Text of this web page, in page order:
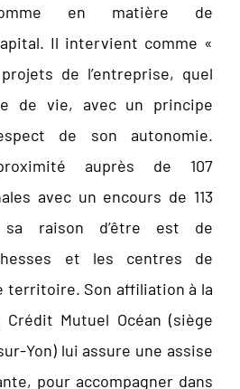
en matière de
Il intervient comme «
de l’entreprise, quel
de vie, avec un principe
de son autonomie.
auprès de 107
avec un encours de 113
sa raison d’être est de
et les centres de
territoire. Son affiliation à la
Mutuel Océan (siège
Yon) lui assure une assise
pour accompagner dans